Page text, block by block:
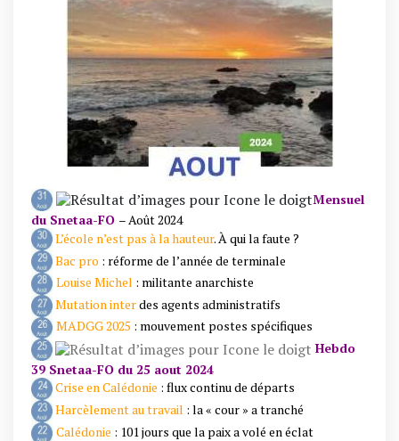
Mensuel
du Snetaa-FO – Août 2024
L’école n’est pas à la hauteur. À qui la faute ?
Bac pro : réforme de l’année de terminale
Louise Michel : militante anarchiste
Mutation interdes agents administratifs
MADGG 2025 : mouvement postes spécifiques
Hebdo
39 Snetaa-FO du 25 aout 2024
Crise en Calédonie : flux continu de départs
Harcèlement au travail : la « cour » a tranché
Calédonie : 101 jours que la paix a volé en éclat